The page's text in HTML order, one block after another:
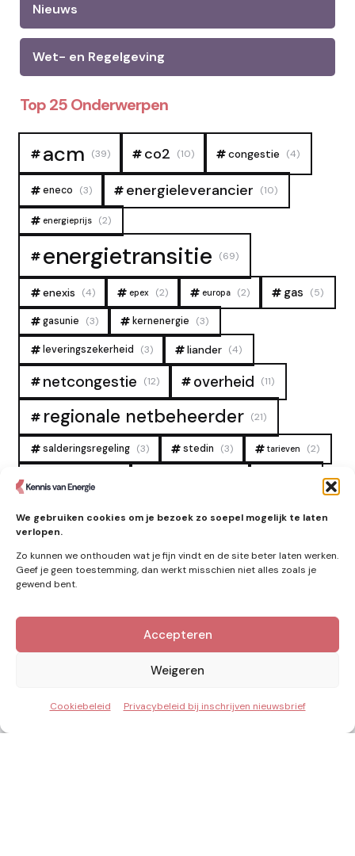
We gebruiken cookies om je bezoek zo soepel mogelijk te laten
verlopen.
Zo kunnen we onthouden wat je fijn vindt en de site beter laten werken.
Geef je geen toestemming, dan werkt misschien niet alles zoals je
gewend bent.
Accepteren
Weigeren
Cookiebeleid Privacybeleid bij inschrijven nieuwsbrief
Nieuws
Wet- en Regelgeving
Top 25 Onderwerpen
acm (39) co2 (10) congestie (4)
eneco (3) energieleverancier (10)
energieprijs (2)
energietransitie (69)
enexis (4) epex (2) europa (2) gas (5)
gasunie (3) kernenergie (3)
leveringszekerheid (3) liander (4)
netcongestie (12) overheid (11)
regionale netbeheerder (21)
salderingsregeling (3) stedin (3) tarieven (2)
tennet
zonne-energie (9)
Kennis van Energie in je mailbox?
Abonner op nieuwe artikelen.